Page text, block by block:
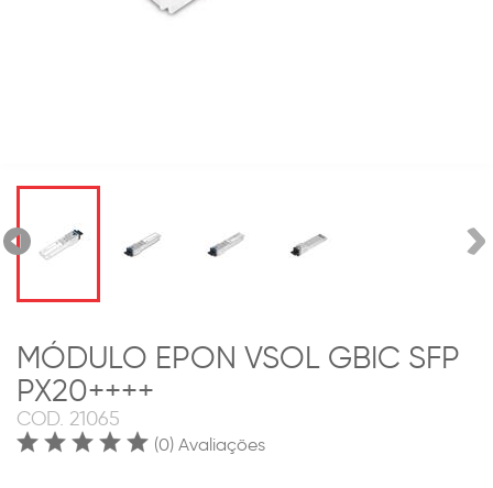
MÓDULO EPON VSOL GBIC SFP
PX20++++
COD. 21065
(0) Avaliações